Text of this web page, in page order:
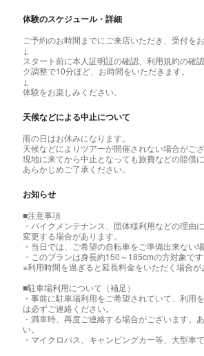
体験のスケジュール・詳細
ご予約のお時間までにご来店いただき、受付を
↓
スタート前に本人証明証の確認、利用規約の確
ク調整で10分ほど、お時間をいただきます。
↓
体験をお楽しみください。
天候などによる中止について
雨の日はお休みになります。
天候などによりツアーが開催されない場合がござ
現地に来てから中止となっても旅費などの賠償に
あらかじめご了承ください。
お知らせ
■注意事項
・バイクメンテナンス、団体様利用などの理由
変更する場合があります。
・当日では、ご希望の自転車をご準備出来ない
・このプランは身長約150～185cmの方対象です
※利用時間を過ぎると延長料金をいただく場合が
■駐車場利用について（補足）
・事前に駐車場利用をご希望されていて、利用
は必ずご連絡ください。
・満車時、再度ご連絡する場合がございます。
い。
・マイクロバス、キャンピングカー等、大型車